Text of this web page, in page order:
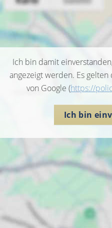
Ich bin damit
angezeigt werden. Es
von Google (https://
Ich bin